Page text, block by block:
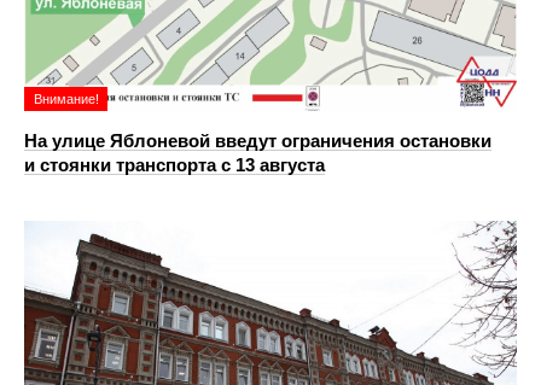
Внимание!
На улице Яблоневой введут ограничения остановки
и стоянки транспорта с 13 августа